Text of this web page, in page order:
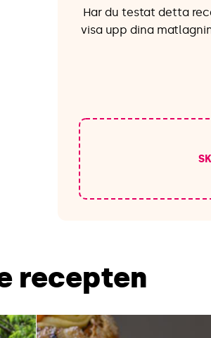
Har du testat detta
visa upp dina
recepten